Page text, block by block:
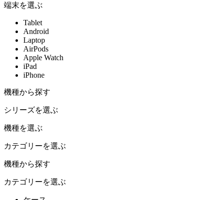
端末を選ぶ
Tablet
Android
Laptop
AirPods
Apple Watch
iPad
iPhone
機種から探す
シリーズを選ぶ
機種を選ぶ
カテゴリーを選ぶ
機種から探す
カテゴリーを選ぶ